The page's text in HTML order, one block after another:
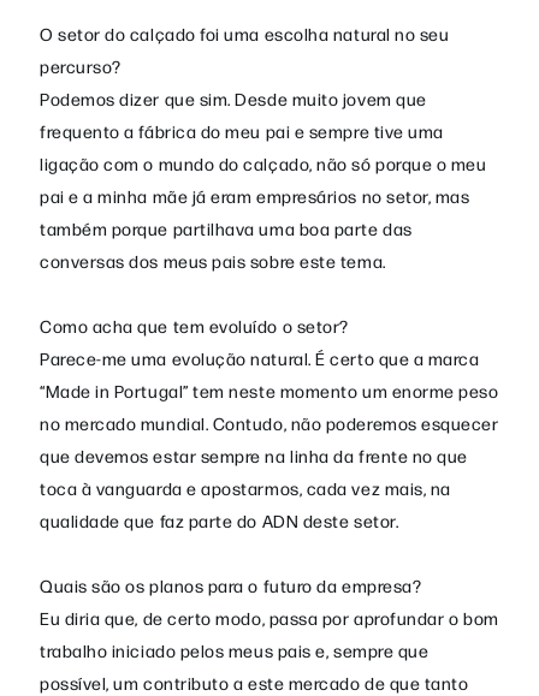
O setor do calçado foi uma escolha natural no seu
percurso?
Podemos dizer que sim. Desde muito jovem que
frequento a fábrica do meu pai e sempre tive uma
ligação com o mundo do calçado, não só porque o meu
pai e a minha mãe já eram empresários no setor, mas
também porque partilhava uma boa parte das
conversas dos meus pais sobre este tema.
Como acha que tem evoluído o setor?
Parece-me uma evolução natural. É certo que a marca
“Made in Portugal” tem neste momento um enorme peso
no mercado mundial. Contudo, não poderemos esquecer
que devemos estar sempre na linha da frente no que
toca à vanguarda e apostarmos, cada vez mais, na
qualidade que faz parte do ADN deste setor.
Quais são os planos para o futuro da empresa?
Eu diria que, de certo modo, passa por aprofundar o bom
trabalho iniciado pelos meus pais e, sempre que
possível, um contributo a este mercado de que tanto